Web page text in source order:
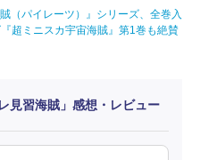
（パイレーツ）』シリーズ、全巻入
超ミニスカ宇宙海賊』第1巻も絶賛
見習海賊」感想・レビュー